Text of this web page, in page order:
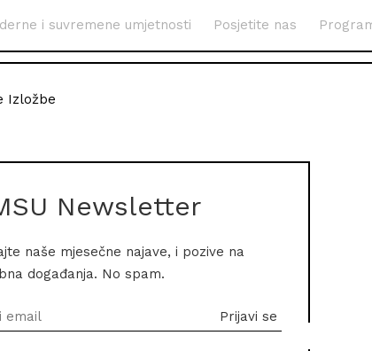
i suvremene umjetnosti Posjetite nas
Izložbe
Newsletter
naše mjesečne najave, i pozive na
događanja. No spam.